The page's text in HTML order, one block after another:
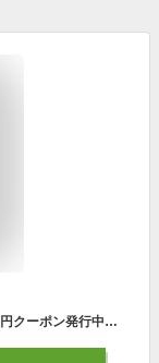
【10/4(火)20:00〜10/11(火)1:59限定対象商品500円クーポン発行中】ナイキ ランニング バックパック メンズ レディース ランバックパック 13L RN9019 072 NIKE